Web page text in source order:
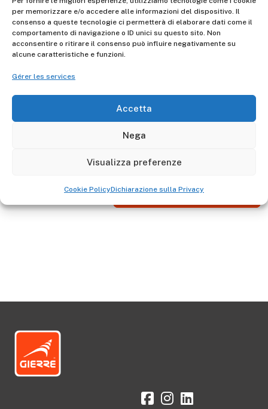
per memorizzare e/o accedere alle informazioni del dispositivo. Il
consenso a queste tecnologie ci permetterà di elaborare dati come il
comportamento di navigazione o ID unici su questo sito. Non
acconsentire o ritirare il consenso può influire negativamente su
alcune caratteristiche e funzioni.
Gérer les services
Accetta
Nega
Visualizza preferenze
Cookie PolicyDichiarazione sulla Privacy
Descrizione
Kit contenant :
2 tirants diagonaux Fast&lock
Aller à la boutique